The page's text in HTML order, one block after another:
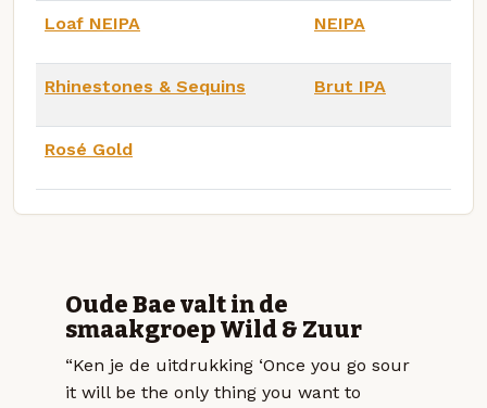
Loaf NEIPA NEIPA
Rhinestones & Sequins Brut IPA
Rosé Gold
Oude Bae valt in de
smaakgroep Wild & Zuur
“Ken je de uitdrukking ‘Once you go sour
it will be the only thing you want to